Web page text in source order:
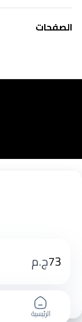
73ج.م
الرئيسية
الصفحات